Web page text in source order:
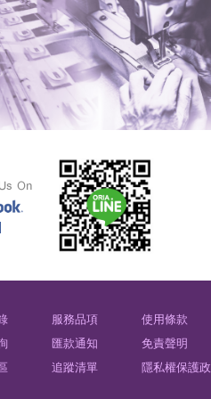
服務品項
匯款通知
追蹤清單
使用條款
免責聲明
隱私權保護